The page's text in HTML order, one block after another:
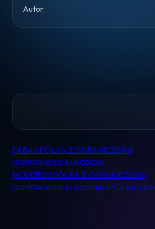
Pomoc
Kontakt
Autor:
Nawigacja
wpisu
FABA SPÓŁKA Z OGRANICZONĄ
ODPOWIEDZIALNOŚCIĄ
MOVEBO SPÓŁKA Z OGRANICZONĄ
ODPOWIEDZIALNOŚCIĄ SPÓŁKA